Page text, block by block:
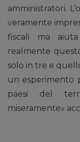
amministratori.
veramente
fiscali ma
realmente
solo in tre e
un esperimento
paesi del
miseramente»